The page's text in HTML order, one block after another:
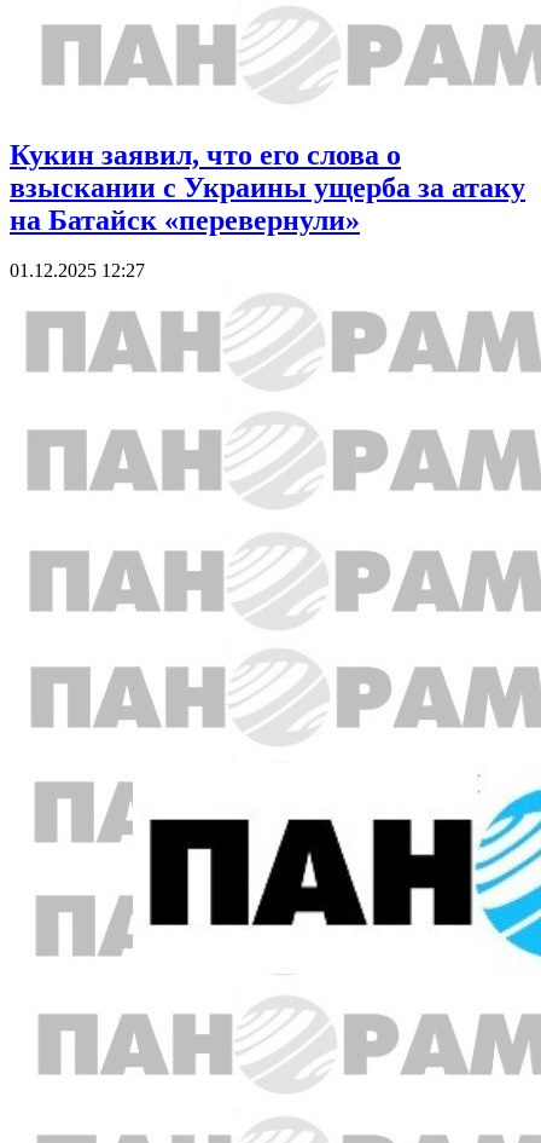
Кукин заявил, что его слова о
взыскании с Украины ущерба за атаку
на Батайск «перевернули»
01.12.2025 12:27